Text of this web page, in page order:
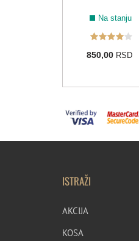
Na stanju
850,00 RSD
ISTRAŽI
AKCIJA
KOSA